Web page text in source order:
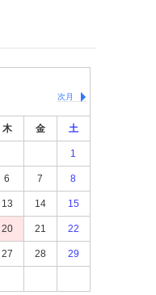
次月
木 金 土
1
6 7 8
13 14 15
20 21 22
27 28 29